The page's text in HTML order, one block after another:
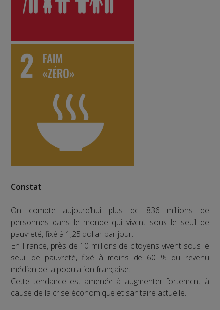
Constat
On compte aujourd’hui plus de 836 millions de
personnes dans le monde qui vivent sous le seuil de
pauvreté, fixé à 1,25 dollar par jour.
En France, près de 10 millions de citoyens vivent sous le
seuil de pauvreté, fixé à moins de 60 % du revenu
médian de la population française.
Cette tendance est amenée à augmenter fortement à
cause de la crise économique et sanitaire actuelle.